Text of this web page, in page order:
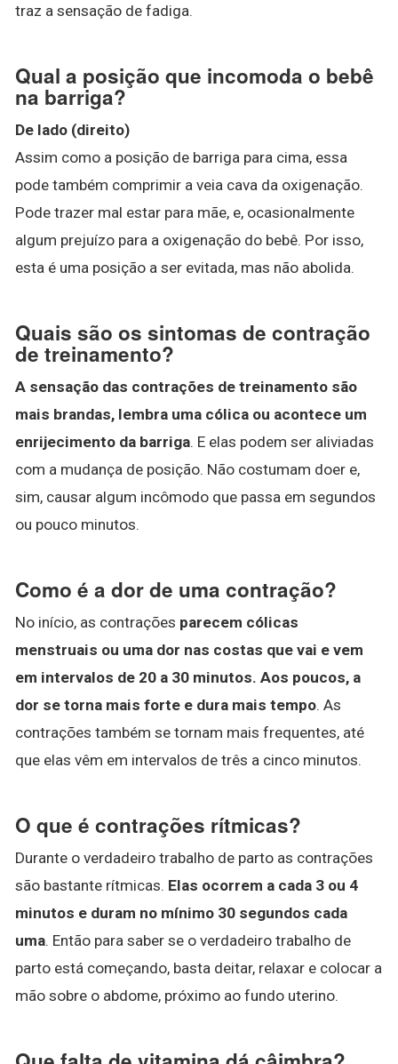
traz a sensação de fadiga.
Qual a posição que incomoda o bebê
na barriga?
De lado (direito)
Assim como a posição de barriga para cima, essa
pode também comprimir a veia cava da oxigenação.
Pode trazer mal estar para mãe, e, ocasionalmente
algum prejuízo para a oxigenação do bebê. Por isso,
esta é uma posição a ser evitada, mas não abolida.
Quais são os sintomas de contração
de treinamento?
A sensação das contrações de treinamento são
mais brandas, lembra uma cólica ou acontece um
enrijecimento da barriga. E elas podem ser aliviadas
com a mudança de posição. Não costumam doer e,
sim, causar algum incômodo que passa em segundos
ou pouco minutos.
Como é a dor de uma contração?
No início, as contrações parecem cólicas
menstruais ou uma dor nas costas que vai e vem
em intervalos de 20 a 30 minutos. Aos poucos, a
dor se torna mais forte e dura mais tempo. As
contrações também se tornam mais frequentes, até
que elas vêm em intervalos de três a cinco minutos.
O que é contrações rítmicas?
Durante o verdadeiro trabalho de parto as contrações
são bastante rítmicas. Elas ocorrem a cada 3 ou 4
minutos e duram no mínimo 30 segundos cada
uma. Então para saber se o verdadeiro trabalho de
parto está começando, basta deitar, relaxar e colocar a
mão sobre o abdome, próximo ao fundo uterino.